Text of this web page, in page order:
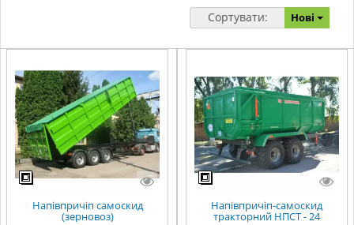
Сортувати: Нові
Напівпричіп самоскид
(зерновоз)
Напівпричіп-самоскид
тракторний НПСТ - 24